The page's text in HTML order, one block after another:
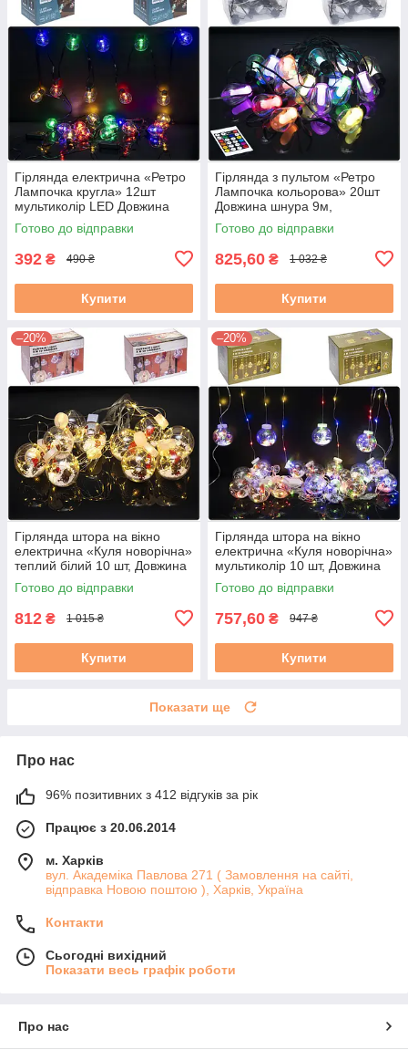
Гірлянда електрична «Ретро
Лампочка кругла» 12шт
мультиколір LED Довжина
шнура 4м, Живлення 220V.
Готово до відправки
392 ₴ 490 ₴
Купити
Гірлянда з пультом «Ретро
Лампочка кольорова» 20шт
Довжина шнура 9м,
Живлення через USB
Готово до відправки
825,60 ₴ 1 032 ₴
Купити
–20%
Гірлянда штора на вікно
електрична «Куля новорічна»
теплий білий 10 шт, Довжина
основи шнура 3м, Живлення
220V.
Готово до відправки
812 ₴ 1 015 ₴
Купити
–20%
Гірлянда штора на вікно
електрична «Куля новорічна»
мультиколір 10 шт, Довжина
основи шнура 3м, Живлення
220V.
Готово до відправки
757,60 ₴ 947 ₴
Купити
Показати ще
Про нас
96% позитивних з 412 відгуків за рік
Працює з 20.06.2014
м. Харків
вул. Академіка Павлова 271 ( Замовлення на сайті,
відправка Новою поштою ), Харків, Україна
Контакти
Сьогодні вихідний
Показати весь графік роботи
Про нас